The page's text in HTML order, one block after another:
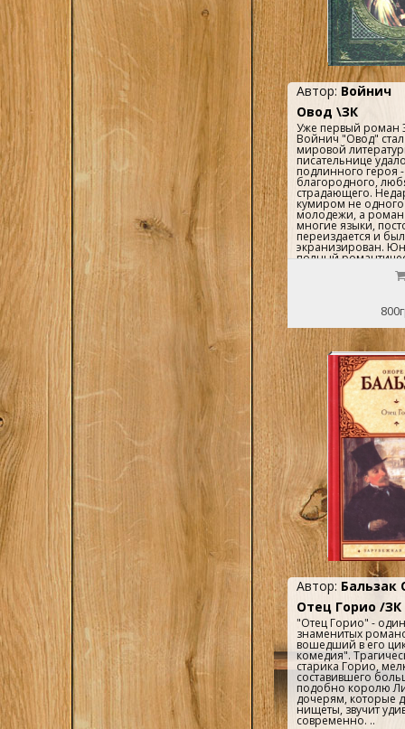
Автор: Войнич
Овод \ЗК
Уже первый роман
Войнич "Овод"
мировой
писательнице
подлинного героя
благородного,
страдающего.
кумиром не
молодежи, а роман
многие языки,
переиздается и
экранизирован.
полный
высоких идей,
Джемму,
свободу, и любовь,
годы он
совсем другим
закалившимся,
и разочарования,
встретиться с
юности отдал свое
любимому герою
вновь
"Прерванная
приключения во
Южной Америке. ..
Автор: Бальзак
Отец Горио /ЗК
"Отец Горио" -
знаменитых
вошедший в его
комедия".
старика Горио,
составившего
подобно королю
дочерям, которые
нищеты, звучит
современно. ..